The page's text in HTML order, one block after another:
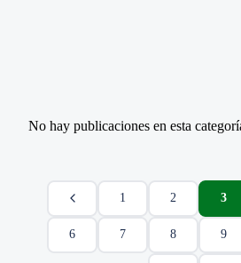
No hay publicaciones en esta
1 2 3
6 7 8 9